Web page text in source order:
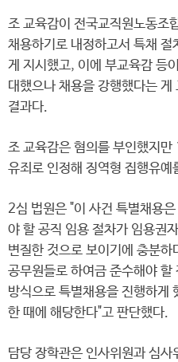
조 교육감이 전국교직원노동
채용하기로 내정하고서 특채 절
게 지시했고, 이에 부교육감 등
대했으나 채용을 강행했다는
결과다.
조 교육감은 혐의를 부인했지
유죄로 인정해 징역형 집행유예
2심 법원은 "이 사건 특별채용
야 할 공직 임용 절차가 임용권
변질한 것으로 보이기에 충분
공무원들로 하여금 준수해야
방식으로 특별채용을 진행하게
한 때에 해당한다"고 판단했다.
담당 장학관은 인사위원과 심